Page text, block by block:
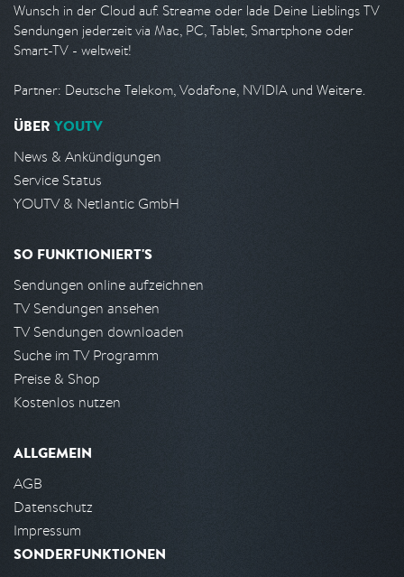
Wunsch in der Cloud auf. Streame oder lade Deine Lieblings TV
Sendungen jederzeit via Mac, PC, Tablet, Smartphone oder
Smart-TV - weltweit!
Partner: Deutsche Telekom, Vodafone, NVIDIA und Weitere.
ÜBER YOUTV
News & Ankündigungen
Service Status
YOUTV & Netlantic GmbH
SO FUNKTIONIERT'S
Sendungen online aufzeichnen
TV Sendungen ansehen
TV Sendungen downloaden
Suche im TV Programm
Preise & Shop
Kostenlos nutzen
ALLGEMEIN
AGB
Datenschutz
Impressum
SONDERFUNKTIONEN